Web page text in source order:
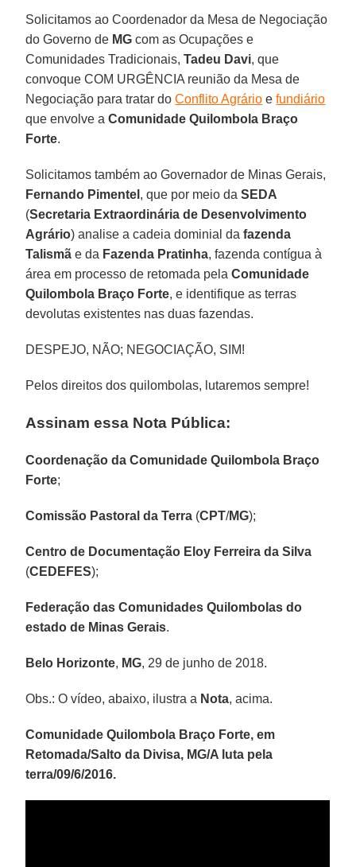
Solicitamos ao Coordenador da Mesa de Negociação
do Governo de MG com as Ocupações e
Comunidades Tradicionais,Tadeu Davi, que
convoque COM URGÊNCIA reunião da Mesa de
Negociação para tratar doConflito Agrário efundiário
que envolve aComunidade Quilombola Braço
Forte.
Solicitamos também ao Governador de Minas Gerais,
Fernando Pimentel , que por meio daSEDA
(Secretaria Extraordinária de Desenvolvimento
Agrário) analise a cadeia dominial dafazenda
Talismã e da Fazenda Pratinha, fazenda contígua à
área em processo de retomada pelaComunidade
Quilombola Braço Forte, e identifique as terras
devolutas existentes nas duas fazendas.
DESPEJO, NÃO; NEGOCIAÇÃO, SIM!
Pelos direitos dos quilombolas, lutaremos sempre!
Assinam essa Nota Pública:
Coordenação da Comunidade Quilombola Braço
Forte;
Comissão Pastoral da Terra (CPT/MG);
Centro de Documentação Eloy Ferreira da Silva
(CEDEFES);
Federação das Comunidades Quilombolas do
estado de Minas Gerais.
Belo Horizonte, MG, 29 de junho de 2018.
Obs.: O vídeo, abaixo, ilustra a Nota, acima.
Comunidade Quilombola Braço Forte, em
Retomada/Salto da Divisa, MG/A luta pela
terra/09/6/2016.